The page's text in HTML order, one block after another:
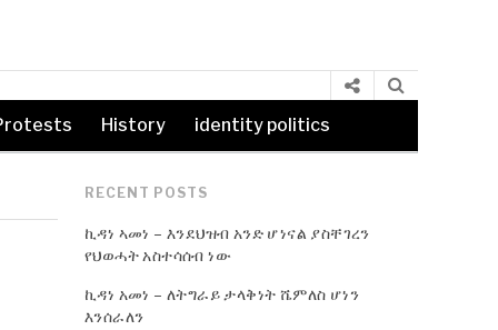
History identity politics
RECENT POSTS
ኪዳነ ኣመነ – እንደህዝብ አንድ ሆነናል ያስቸገረን
የህወሓት አስተሳሰብ ነው
ኪዳነ አመነ – ለትግራይ ታላቅነት ሼምለስ ሆነን
እንሰራለን